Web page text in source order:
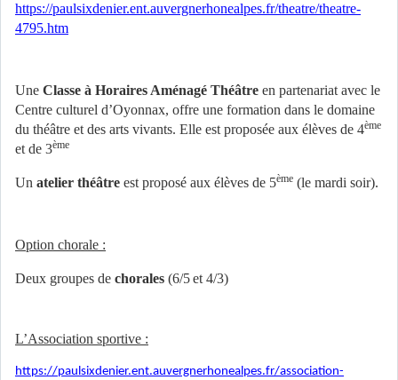
https://paulsixdenier.ent.auvergnerhonealpes.fr/theatre/theatre-
4795.htm
Une Classe à Horaires Aménagé Théâtre en partenariat avec le
Centre culturel d’Oyonnax, offre une formation dans le domaine
du théâtre et des arts vivants. Elle est proposée aux élèves de 4ème
et de 3ème
Un atelier théâtre est proposé aux élèves de 5ème (le mardi soir).
Option chorale :
Deux groupes de chorales (6/5et 4/3)
L’Association sportive :
https://paulsixdenier.ent.auvergnerhonealpes.fr/association-